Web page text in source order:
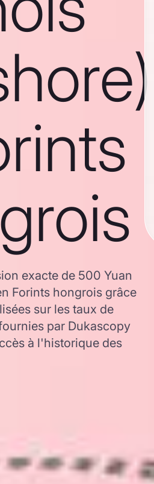
exacte de 500 Yuan
Forints hongrois grâce
sur les taux de
par Dukascopy
à l'historique des